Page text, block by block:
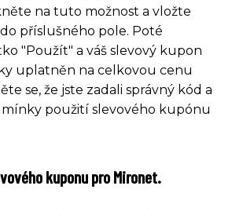
na tuto možnost a vložte
příslušného pole. Poté
"Použít" a váš slevový kupon
uplatněn na celkovou cenu
se, že jste zadali správný kód a
použití slevového kupónu
kuponu pro Mironet.